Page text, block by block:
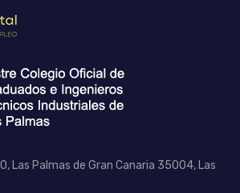
Las Palmas de Gran Canaria 35004, Las